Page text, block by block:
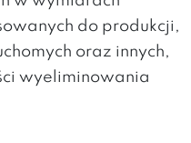
do produkcji,
oraz innych,
wyeliminowania